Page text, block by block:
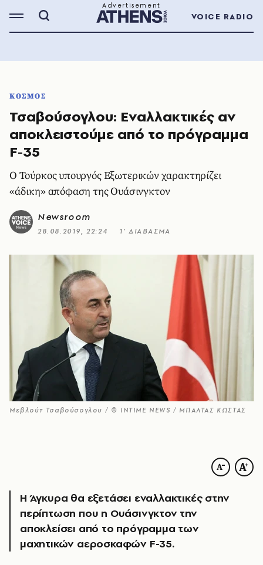
VOICE RADIO
ΚΟΣΜΟΣ
Τσαβούσογλου: Εναλλακτικές αν
αποκλειστούμε από το πρόγραμμα
F-35
Ο Τούρκος υπουργός Εξωτερικών χαρακτηρίζει
«άδικη» απόφαση της Ουάσινγκτον
Newsroom
28.08.2019, 22:24 1’ ΔΙΑΒΑΣΜΑ
Μεβλούτ Τσαβούσογλου / © INTIME NEWS / ΜΠΑΛΤΑΣ ΚΩΣΤΑΣ
Η Άγκυρα θα εξετάσει εναλλακτικές στην
περίπτωση που η Ουάσινγκτον την
αποκλείσει από το πρόγραμμα των
μαχητικών αεροσκαφών F-35.